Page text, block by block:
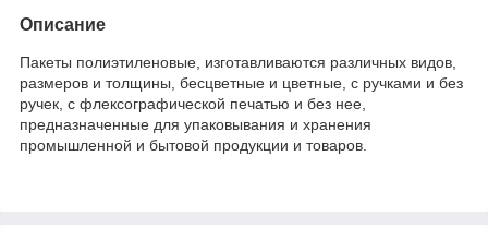
Описание
Пакеты полиэтиленовые, изготавливаются различных видов,
размеров и толщины, бесцветные и цветные, с ручками и без
ручек, с флексографической печатью и без нее,
предназначенные для упаковывания и хранения
промышленной и бытовой продукции и товаров.